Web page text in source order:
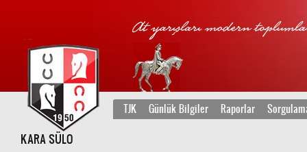
TJK Günlük Bilgiler Raporlar
KARA SÜLO